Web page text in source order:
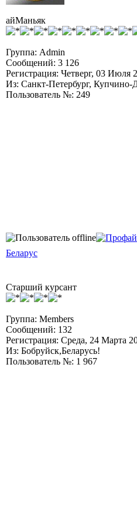
айМаньяк
Группа: Admin
Сообщений: 3 126
Регистрация: Четверг, 03 Июля
Из: Санкт-Петербург, Купчино-
Пользователь №: 249
Беларус
Старший курсант
Группа: Members
Сообщений: 132
Регистрация: Среда, 24 Марта
Из: Бобруйск,Беларусь!
Пользователь №: 1 967